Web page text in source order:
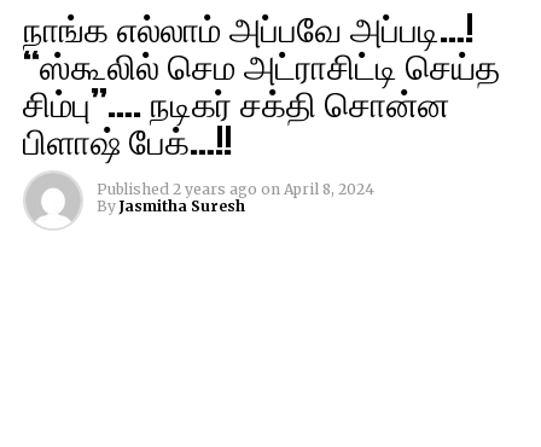
நாங்க எல்லாம் அப்பவே அப்படி…!
“ஸ்கூலில் செம அட்ராசிட்டி செய்த
சிம்பு”…. நடிகர் சக்தி சொன்ன
பிளாஷ் பேக்…!!
Published 2 years ago on April 8, 2024
By Jasmitha Suresh